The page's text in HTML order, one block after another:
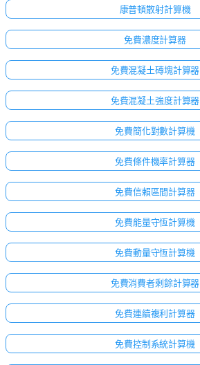
康普頓散射計算機
免費濃度計算器
免費混凝土磚塊計算器
免費混凝土強度計算器
免費簡化對數計算機
免費條件機率計算器
免費信賴區間計算器
免費能量守恆計算機
免費動量守恆計算機
免費消費者剩餘計算器
免費連續複利計算器
免費控制系統計算機